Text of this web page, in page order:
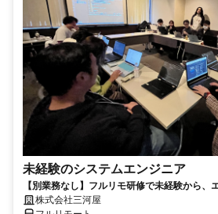
未経験のシステムエンジニア
【別業務なし】フルリモ研修で未経験から、
株式会社三河屋